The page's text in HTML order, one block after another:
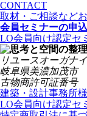
CONTACT
取材・ご相談など
会員セミナーの申
LO会員向け認定セ
リユースオーガナ
岐阜県美濃加茂市
古物商許可証番号
建築・設計事務所
LO会員向け認定セ